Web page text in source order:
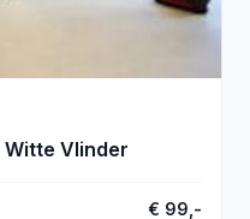
Witte Vlinder
€ 99,-